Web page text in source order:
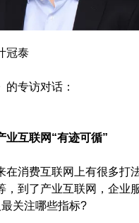
冠泰
的专访对话：
业互联网“有迹可循”
在消费互联网上有很多打
，到了产业互联网，企业
关注哪些指标?